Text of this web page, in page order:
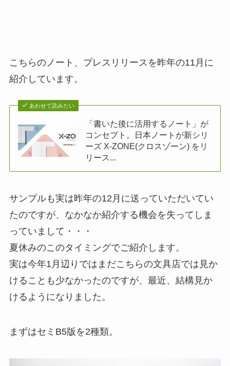
こちらのノート、プレスリリースを昨年の11月に
紹介しています。
あわせて読みたい
「書いた後に活用するノート」が
コンセプト。日本ノートが新シリ
ーズ X-ZONE(クロスゾーン) をリ
リース...
サンプルも実は昨年の12月に送っていただいてい
たのですが、なかなか紹介する機会を失ってしま
っていまして・・・
夏休みのこのタイミングでご紹介します。
実は今年1月辺りではまだこちらの文具店では見か
けることも少なかったのですが、最近、結構見か
けるようになりました。
まずはセミB5版を2種類。